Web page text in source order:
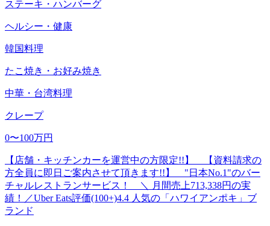
ステーキ・ハンバーグ
ヘルシー・健康
韓国料理
たこ焼き・お好み焼き
中華・台湾料理
クレープ
0〜100万円
【店舗・キッチンカーを運営中の方限定!!】 【資料請求の
方全員に即日ご案内させて頂きます!!】 "日本No.1"のバー
チャルレストランサービス！ ＼ 月間売上713,338円の実
績！／Uber Eats評価(100+)4.4 人気の「ハワイアンポキ」ブ
ランド